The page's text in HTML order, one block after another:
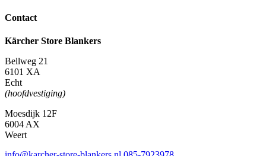
Contact
Kärcher Store Blankers
Bellweg 21
6101 XA
Echt
(hoofdvestiging)
Moesdijk 12F
6004 AX
Weert